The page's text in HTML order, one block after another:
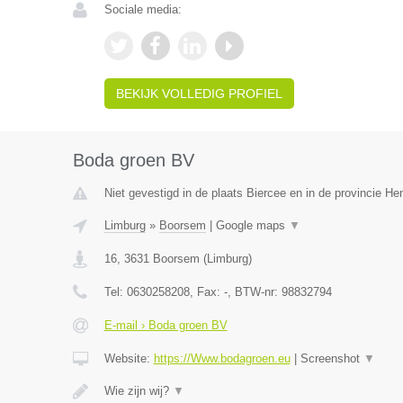
Sociale media:
BEKIJK VOLLEDIG PROFIEL
Boda groen BV
Niet gevestigd in de plaats Biercee en in de provincie
Limburg» Boorsem Google maps ▼
16, 3631 Boorsem (Limburg)
Tel: 0630258208, Fax: -, BTW-nr: 98832794
E-mail › Boda groen BV
Website: https://Www.bodagroen.eu| Screenshot ▼
Wie zijn wij? ▼